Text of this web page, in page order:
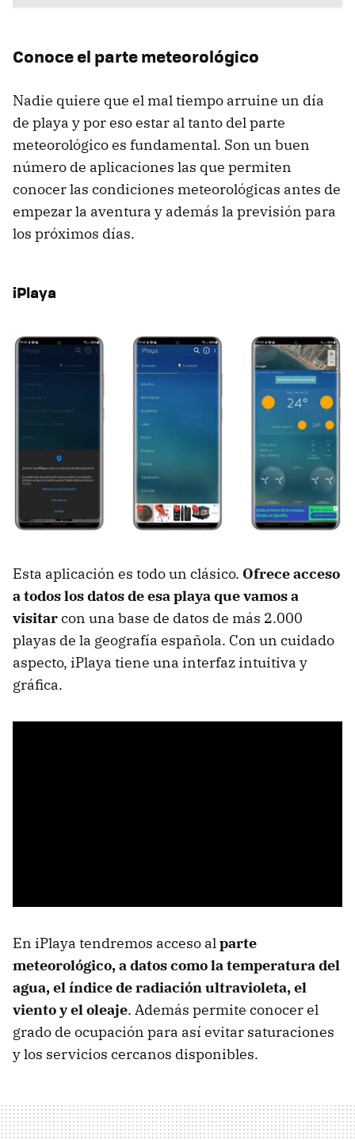
Conoce el parte meteorológico
Nadie quiere que el mal tiempo arruine un día
de playa y por eso estar al tanto del parte
meteorológico es fundamental. Son un buen
número de aplicaciones las que permiten
conocer las condiciones meteorológicas antes de
empezar la aventura y además la previsión para
los próximos días.
iPlaya
Esta aplicación es todo un clásico. Ofrece acceso
a todos los datos de esa playa que vamos a
visitarcon una base de datos de más 2.000
playas de la geografía española. Con un cuidado
aspecto, iPlaya tiene una interfaz intuitiva y
gráfica.
En iPlaya tendremos acceso alparte
meteorológico, a datos como la temperatura del
agua, el índice de radiación ultravioleta, el
viento y el oleaje. Además permite conocer el
grado de ocupación para así evitar saturaciones
y los servicios cercanos disponibles.